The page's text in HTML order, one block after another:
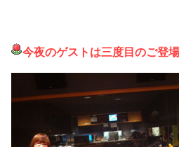
今夜のゲストは三度目のご登